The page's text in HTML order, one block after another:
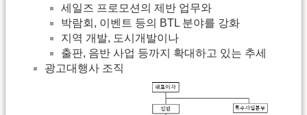
세일즈 프로모션의 제반 업무와
박람회, 이벤트 등의 BTL 분야를 강화
지역 개발, 도시개발이나
출판, 음반 사업 등까지 확대하고 있는 추세
광고대행사 조직